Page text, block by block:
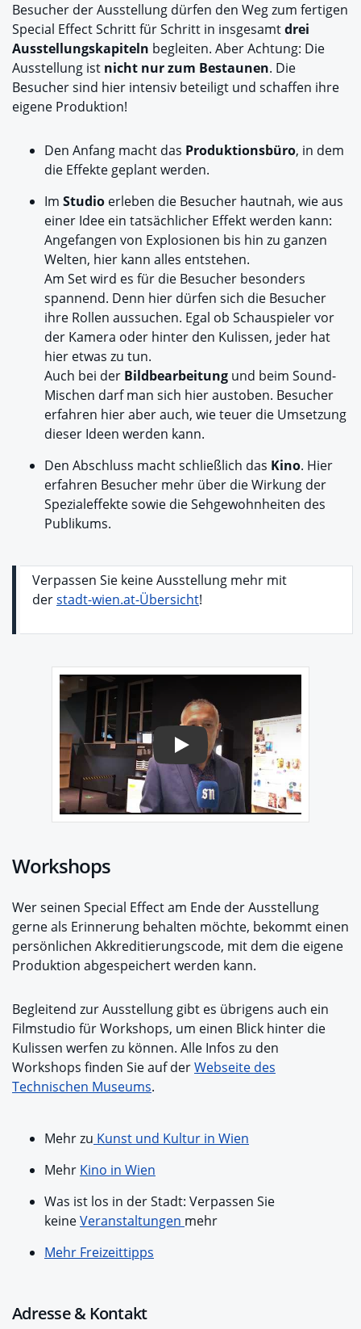
Besucher der Ausstellung dürfen den Weg zum fertigen
Special Effect Schritt für Schritt in insgesamtdrei
Ausstellungskapiteln begleiten. Aber Achtung: Die
Ausstellung ist nicht nur zum Bestaunen. Die
Besucher sind hier intensiv beteiligt und schaffen ihre
eigene Produktion!
Den Anfang macht das Produktionsbüro, in dem
die Effekte geplant werden.
Im Studio erleben die Besucher hautnah, wie aus
einer Idee ein tatsächlicher Effekt werden kann:
Angefangen von Explosionen bis hin zu ganzen
Welten, hier kann alles entstehen.
Am Set wird es für die Besucher besonders
spannend. Denn hier dürfen sich die Besucher
ihre Rollen aussuchen. Egal ob Schauspieler vor
der Kamera oder hinter den Kulissen, jeder hat
hier etwas zu tun.
Auch bei der Bildbearbeitung und beim Sound-
Mischen darf man sich hier austoben. Besucher
erfahren hier aber auch, wie teuer die Umsetzung
dieser Ideen werden kann.
Den Abschluss macht schließlich das Kino. Hier
erfahren Besucher mehr über die Wirkung der
Spezialeffekte sowie die Sehgewohnheiten des
Publikums.
Verpassen Sie keine Ausstellung mehr mit
derstadt-wien.at-Übersicht!
Play
Workshops
Wer seinen Special Effect am Ende der Ausstellung
gerne als Erinnerung behalten möchte, bekommt einen
persönlichen Akkreditierungscode, mit dem die eigene
Produktion abgespeichert werden kann.
Begleitend zur Ausstellung gibt es übrigens auch ein
Filmstudio für Workshops, um einen Blick hinter die
Kulissen werfen zu können. Alle Infos zu den
Workshops finden Sie auf derWebseite des
Technischen Museums.
Mehr zu Kunst und Kultur in Wien
Mehr Kino in Wien
Was ist los in der Stadt: Verpassen Sie
keineVeranstaltungen mehr
Mehr Freizeittipps
Adresse & Kontakt